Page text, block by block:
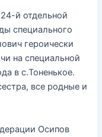
й отдельной
специального
героически
на специальной
в с.Тоненькое.
все родные и
Осипов